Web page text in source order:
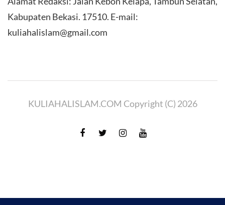
Kabupaten Bekasi. 17510. E-mail:
kuliahalislam@gmail.com
KULIAHALISLAM.COM Copyright (C) 2026